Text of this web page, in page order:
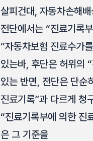
살피건대, 자동차손해
전단에서는 “진료기록
“자동차보험 진료수가
있는바, 후단은 허위의
있는 반면, 전단은 단순
진료기록”과 다르게 청
“진료기록부에 의한 진
은 그 기준을